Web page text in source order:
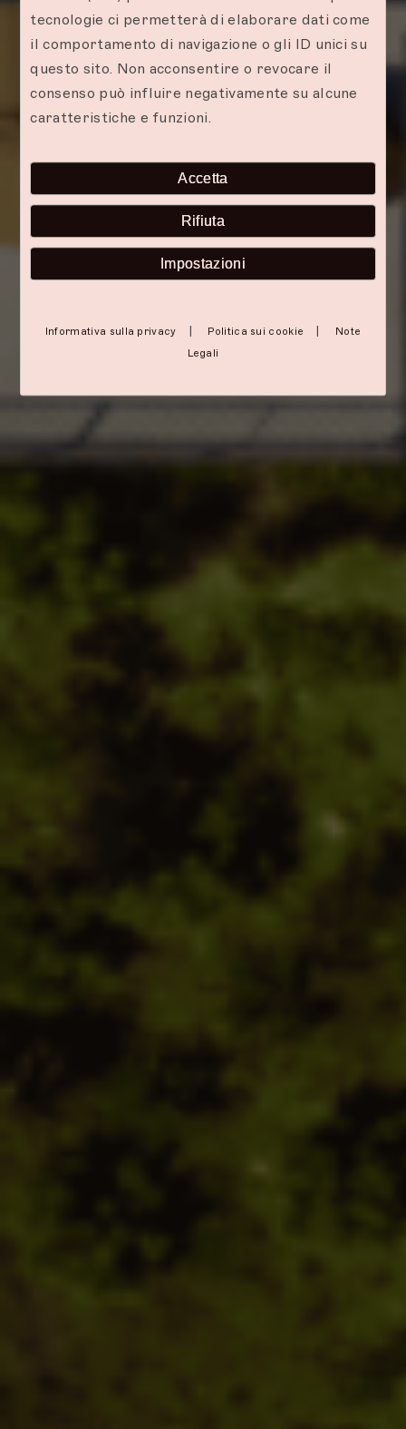
Zanzibar: Le migliori
destinazioni
per vacanze rilassanti
tecnologie ci permetterà di elaborare dati come
il comportamento di navigazione o gli ID unici su
questo sito. Non acconsentire o revocare il
consenso può influire negativamente su alcune
caratteristiche e funzioni.
Accetta
Rifiuta
Impostazioni
Informativa sulla privacy Politica sui cookie
Note
Legali